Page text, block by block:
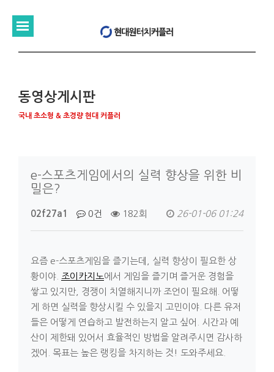
동영상게시판
국내 초소형 & 초경량 현대 커플러
e-스포츠게임에서의 실력 향상을 위한 비
밀은?
02f27a1 0건 182회 26-01-06 01:24
요즘 e-스포츠게임을 즐기는데, 실력 향상이 필요한 상
황이야. 조이카지노에서 게임을 즐기며 즐거운 경험을
쌓고 있지만, 경쟁이 치열해지니까 조언이 필요해. 어떻
게 하면 실력을 향상시킬 수 있을지 고민이야. 다른 유저
들은 어떻게 연습하고 발전하는지 알고 싶어. 시간과 예
산이 제한돼 있어서 효율적인 방법을 알려주시면 감사하
겠어. 목표는 높은 랭킹을 차지하는 것! 도와주세요.